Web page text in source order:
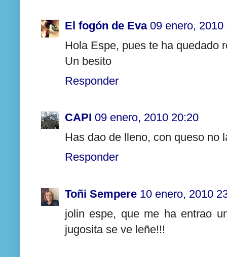
El fogón de Eva 09 enero, 2010
Hola Espe, pues te ha quedado
Un besito
Responder
CAPI 09 enero, 2010 20:20
Has dao de lleno, con queso no
Responder
Toñi Sempere 10 enero, 2010
jolin espe, que me ha entrao
jugosita se ve leñe!!!